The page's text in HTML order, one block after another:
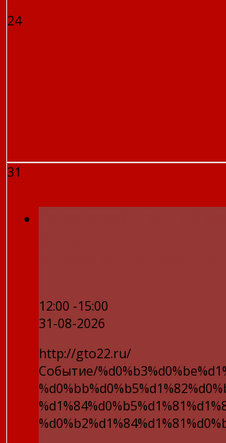
24
31
12:00 -15:00
31-08-2026
http://gto22.ru/
Событие/